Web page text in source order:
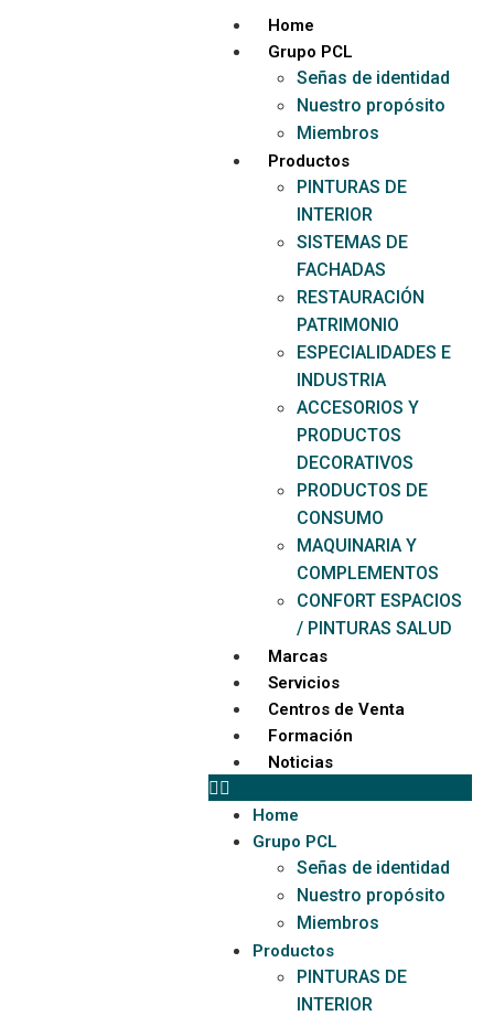
Home
Grupo PCL
Señas de identidad
Nuestro propósito
Miembros
Productos
PINTURAS DE
INTERIOR
SISTEMAS DE
FACHADAS
RESTAURACIÓN
PATRIMONIO
ESPECIALIDADES E
INDUSTRIA
ACCESORIOS Y
PRODUCTOS
DECORATIVOS
PRODUCTOS DE
CONSUMO
MAQUINARIA Y
COMPLEMENTOS
CONFORT ESPACIOS
/ PINTURAS SALUD
Marcas
Servicios
Centros de Venta
Formación
Noticias
Home
Grupo PCL
Señas de identidad
Nuestro propósito
Miembros
Productos
PINTURAS DE
INTERIOR